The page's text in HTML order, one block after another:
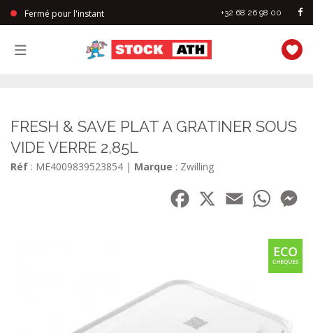
Fermé pour l'instant +32 68 26 98 00
FRESH & SAVE PLAT A GRATINER SOUS
VIDE VERRE 2,85L
Réf : ME4009839523854 | Marque : Zwilling
Facebook
Email